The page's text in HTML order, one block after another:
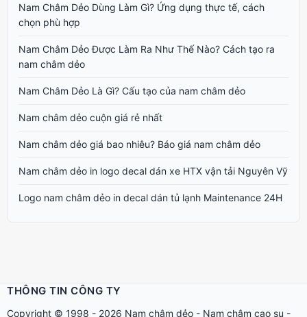
Nam Châm Dẻo Dùng Làm Gì? Ứng dụng thực tế, cách
chọn phù hợp
Nam Châm Dẻo Được Làm Ra Như Thế Nào? Cách tạo ra
nam châm dẻo
Nam Châm Dẻo Là Gì? Cấu tạo của nam châm dẻo
Nam châm dẻo cuộn giá rẻ nhất
Nam châm dẻo giá bao nhiêu? Báo giá nam châm dẻo
Nam châm dẻo in logo decal dán xe HTX vận tải Nguyên Vỹ
Logo nam châm dẻo in decal dán tủ lạnh Maintenance 24H
THÔNG TIN CÔNG TY
Copyright © 1998 - 2026 Nam châm dẻo - Nam châm cao su -